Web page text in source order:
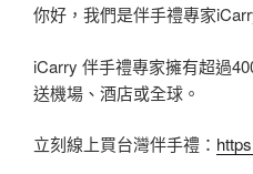
你好，我們是伴手禮專家
iCarry 伴手禮專家擁有超過
送機場、酒店或全球。
立刻線上買台灣伴手禮：